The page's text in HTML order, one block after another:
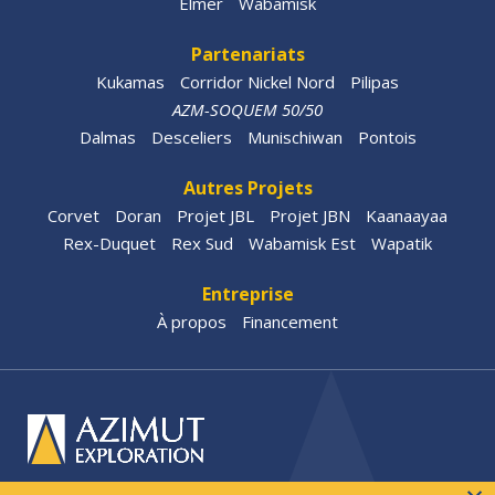
Partenariats
Kukamas Corridor Nickel Nord
Pilipas
AZM-SOQUEM 50/50
Dalmas
Desceliers Munischiwan Pontois
Autres Projets
Corvet Doran Projet JBL Projet JBN
Kaanaayaa
Rex-Duquet
Rex Sud Wabamisk Est Wapatik
Entreprise
À propos Financement